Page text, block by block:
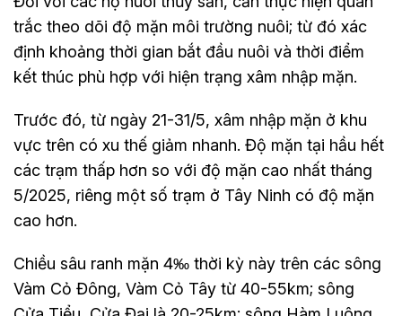
trắc theo dõi độ mặn môi trường nuôi; từ đó xác
định khoảng thời gian bắt đầu nuôi và thời điểm
kết thúc phù hợp với hiện trạng xâm nhập mặn.
Trước đó, từ ngày 21-31/5, xâm nhập mặn ở khu
vực trên có xu thế giảm nhanh. Độ mặn tại hầu hết
các trạm thấp hơn so với độ mặn cao nhất tháng
5/2025, riêng một số trạm ở Tây Ninh có độ mặn
cao hơn.
Chiều sâu ranh mặn 4‰ thời kỳ này trên các sông
Vàm Cỏ Đông, Vàm Cỏ Tây từ 40-55km; sông